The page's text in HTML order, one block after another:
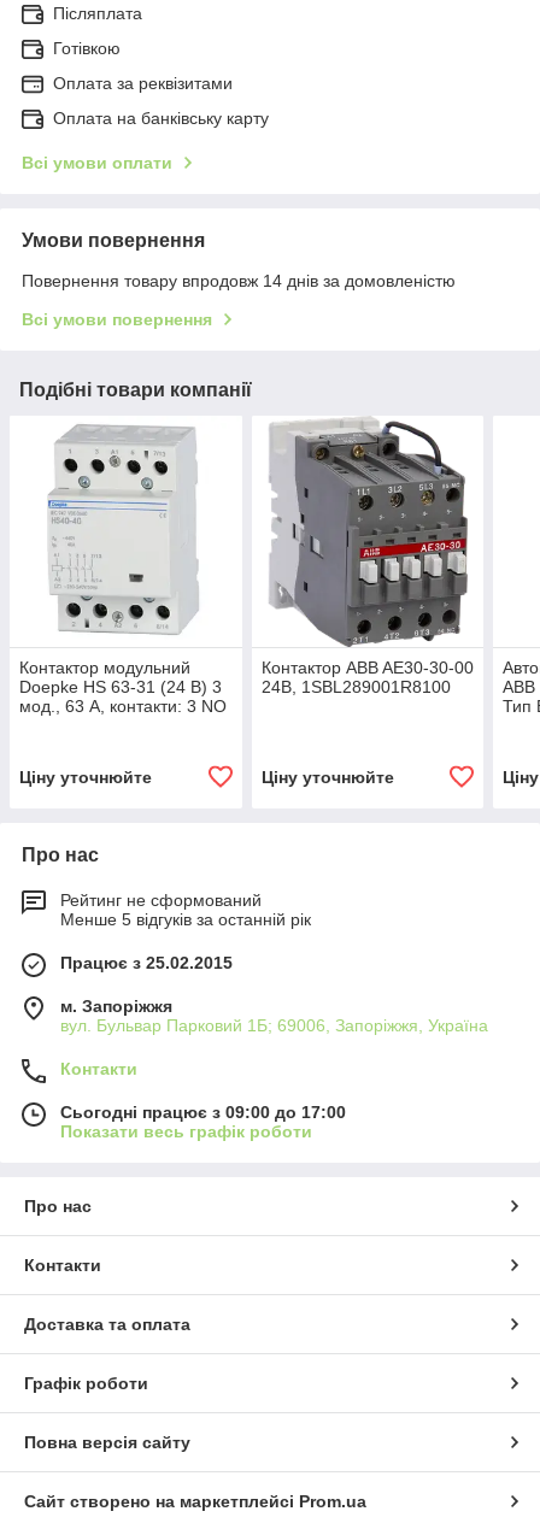
Післяплата
Готівкою
Оплата за реквізитами
Оплата на банківську карту
Всі умови оплати
Умови повернення
Повернення товару впродовж 14 днів за домовленістю
Всі умови повернення
Подібні товари компанії
Контактор модульний
Doepke HS 63-31 (24 В) 3
мод., 63 А, контакти: 3 NO
Ціну уточнюйте
Контактор ABB AE30-30-00
24B, 1SBL289001R8100
Ціну уточнюйте
Тип
Про нас
Рейтинг не сформований
Менше 5 відгуків за останній рік
Працює з 25.02.2015
м. Запоріжжя
вул. Бульвар Парковий 1Б; 69006, Запоріжжя, Україна
Контакти
Сьогодні працює з 09:00 до 17:00
Показати весь графік роботи
Про нас
Контакти
Доставка та оплата
Графік роботи
Повна версія сайту
Сайт створено на маркетплейсі Prom.ua